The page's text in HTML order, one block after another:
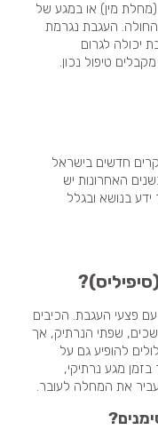
מין) או במגע של
העגבת נגרמת
יכולה לגרום
טיפול נכון.
שכיחה מאוד – כ- 250 מקרים חדשים בישראל
בשנים האחרונות יש
בנושא ובגלל
פצעי העגבת. הכיבים
שפתי הנרתיק, אך
להופיע גם על
מגע נרתיקי,
את המחלה לעובר.